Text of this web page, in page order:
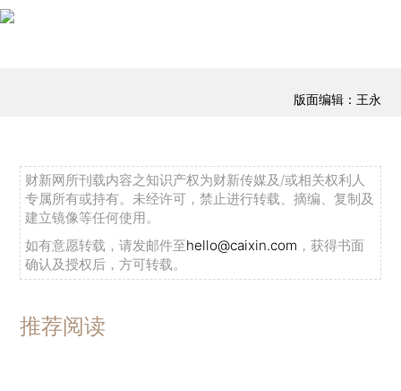
版面编辑：王永
财新网所刊载内容之知识产权为财新传媒及/或相关权利人
专属所有或持有。未经许可，禁止进行转载、摘编、复制及
建立镜像等任何使用。
如有意愿转载，请发邮件至hello@caixin.com ，获得书面
确认及授权后，方可转载。
推荐阅读